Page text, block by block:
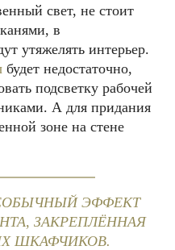
свет, не стоит
в
утяжелять интерьер.
будет недостаточно,
подсветку рабочей
А для придания
зоне на стене
ЭФФЕКТ
ЗАКРЕПЛЁННАЯ
ШКАФЧИКОВ.